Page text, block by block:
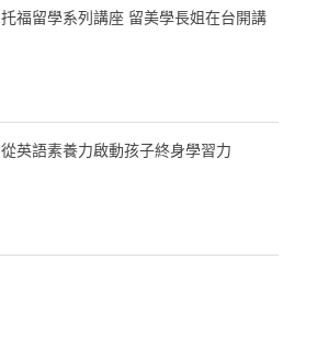
托福留學系列講座 留美學長姐在台開講
從英語素養力啟動孩子終身學習力